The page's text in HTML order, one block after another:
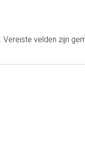
Vereiste velden zijn